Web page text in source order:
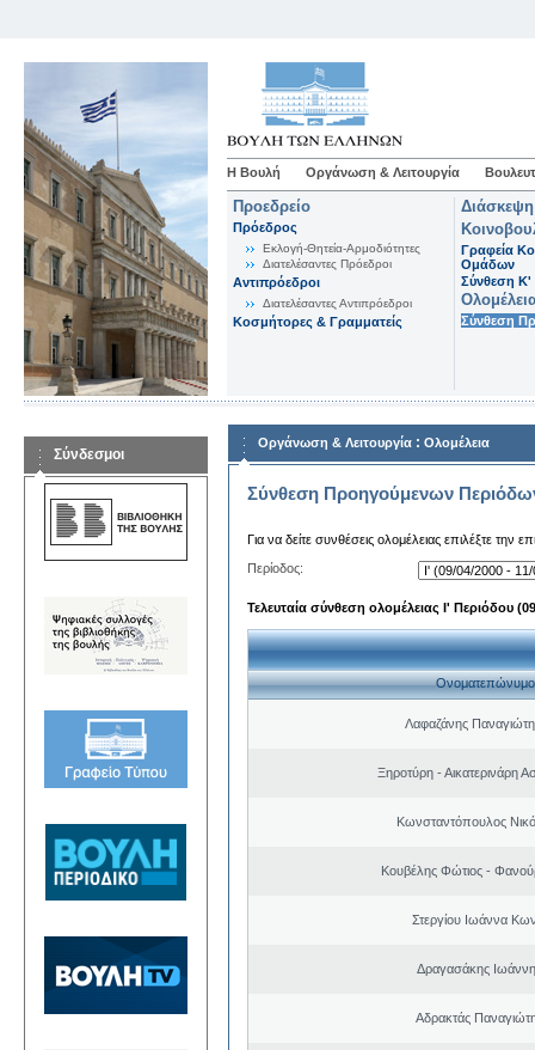
Η Βουλή Οργάνωση & Λειτουργία
Προεδρείο
Πρόεδρος
Εκλογή-Θητεία-Αρμοδιότητες
Διατελέσαντες Πρόεδροι
Αντιπρόεδροι
Διατελέσαντες Αντιπρόεδροι
Κοσμήτορες & Γραμματείς
Γραφεία
Ομάδων
Σύνθεση K'
Σύνθεση
Σύνδεσμοι
Οργάνωση & Λειτουργία : Ολομέλεια
Σύνθεση Προηγούμενων
Για να δείτε συνθέσεις ολομέλειας επιλέξτε την
Περίοδος:
Τελευταία σύνθεση ολομέλειας Ι' Περιόδου
Ονοματεπώνυμο
Λαφαζάνης
Ξηροτύρη - Αικατερινάρη
Κωνσταντόπουλος
Κουβέλης Φώτιος -
Στεργίου Ιωάννα
Δραγασάκης
Αδρακτάς